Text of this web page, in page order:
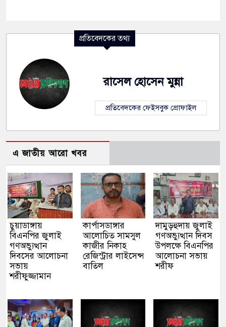
প্রতিবেদকের তথ্য
রাসেল হোসেন মুন্না
প্রতিবেদকের ফেইসবুক প্রোফাইল
এ জাতীয় আরো খবর
চুয়াডাঙ্গায়
বিএনপির জুলাই
গণঅভ্যুত্থান
দিবসের আলোচনা
সভায়
শরীফুজ্জামান
কার্পাসডাঙ্গার
আলোচিত সামসুল
কাজীর নিকাহ
রেজিস্ট্রার লাইসেন্স
বাতিল
দামুড়হুদায় জুলাই
গণঅভ্যুত্থান দিবস
উপলক্ষে বিএনপির
আলোচনা সভায়
শরীফ